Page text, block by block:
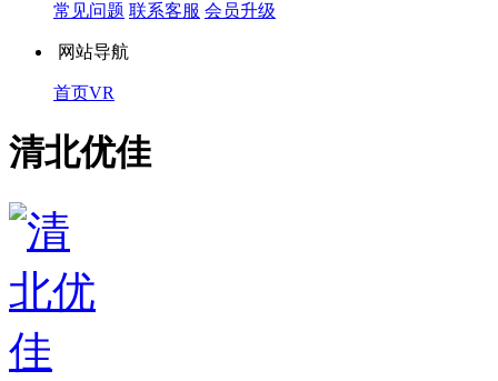
常见问题 联系客服 会员升级
网站导航
首页VR
清北优佳